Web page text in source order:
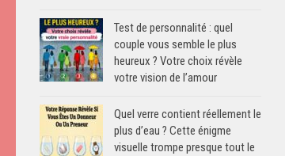
Test de personnalité : quel
couple vous semble le plus
heureux ? Votre choix révèle
votre vision de l’amour
Quel verre contient réellement le
plus d’eau ? Cette énigme
visuelle trompe presque tout le